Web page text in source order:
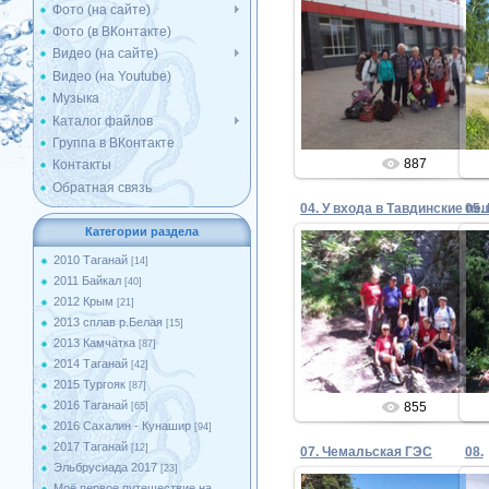
Фото (на сайте)
Фото (в ВКонтакте)
Видео (на сайте)
Видео (на Youtube)
Музыка
Каталог файлов
Группа в ВКонтакте
Контакты
Обратная связь
Категории раздела
2010 Таганай [14]
2011 Байкал [40]
2012 Крым [21]
2013 сплав р.Белая [15]
2013 Камчатка [87]
2014 Таганай [42]
2015 Тургояк [87]
2016 Таганай [65]
2016 Сахалин - Кунашир [94]
2017 Таганай [12]
Эльбрусиада 2017 [23]
22.08.2018
Admin
887
04. У входа в Тавдинские
22.08.2018
Admin
855
05.
07. Чемальская ГЭС 08.